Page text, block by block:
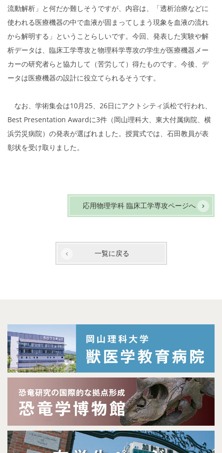
流動解析」と何だか難しそうですが、内容は、「透析治療などに
使われる医療機器の中で血液が固まってしまう現象を血液の流れ
から解明する」ということらしいです。 今回、発表した実験や解
析データは、臨床工学専攻と物理科学専攻の学生が医療機器メー
カーの研究者らと協力して（苦労して）得たものです。 今後、デ
ータは医療機器の設計に役立てられるそうです。
なお、学術集会は10月25、 26日にアクトシティ浜松で行われ、
Best Presentation Awardに3件（岡山理科大、東大付属病院、横
浜労災病院）の発表が選ばれました。授賞式では、石田教員が表
彰状を受け取りました。
応用物理学科 臨床工学専攻ページへ
一覧に戻る